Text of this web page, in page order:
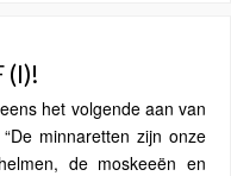
(I)!
het volgende aan van
minnaretten zijn onze
de moskeeën en